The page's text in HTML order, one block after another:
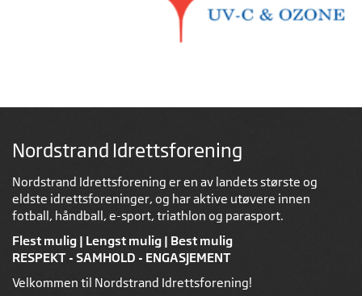
Nordstrand Idrettsforening
Nordstrand Idrettsforening er en av landets største og
eldste idrettsforeninger, og har aktive utøvere innen
fotball, håndball, e-sport, triathlon og parasport.
Flest mulig | Lengst mulig | Best mulig
RESPEKT - SAMHOLD - ENGASJEMENT
Velkommen til Nordstrand Idrettsforening!